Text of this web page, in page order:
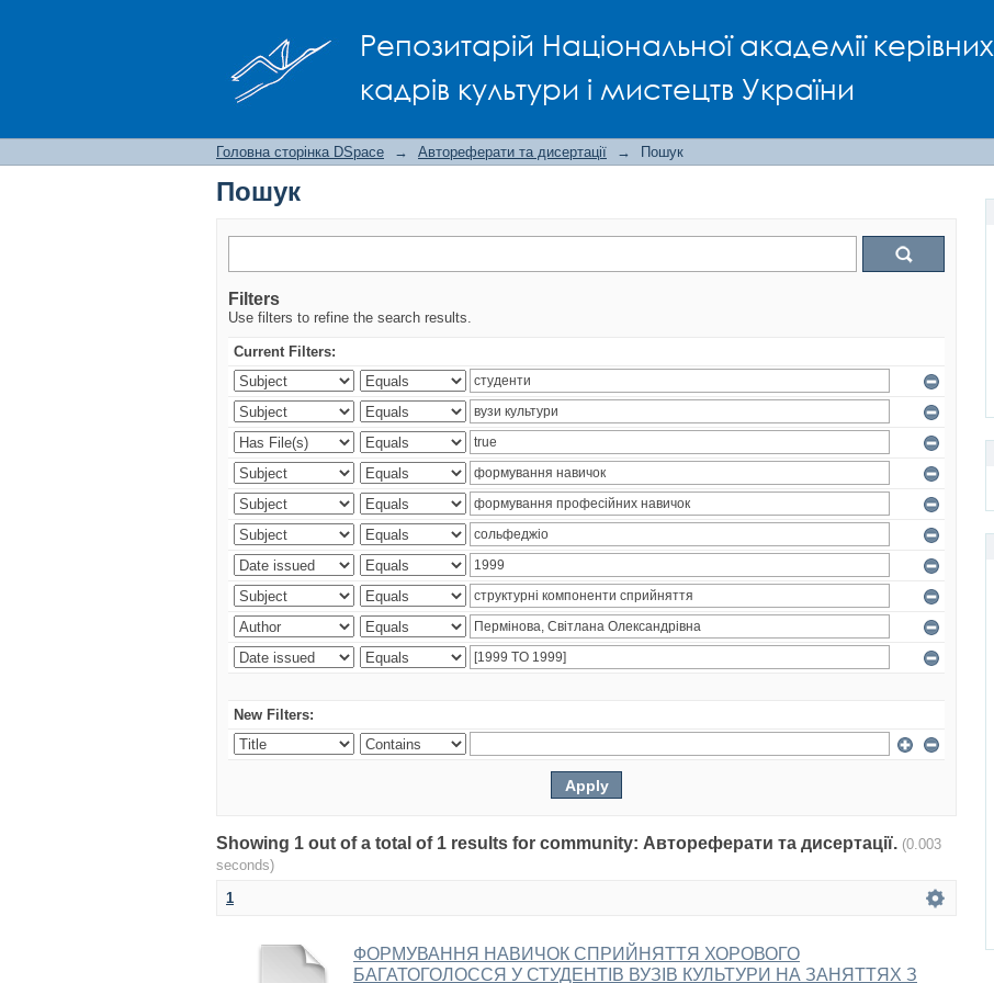
Репозитарій Національної академії керівних
кадрів культури і мистецтв України
Головна сторінка DSpace → Автореферати та дисертації → Пошук
Пошук
Filters
Use filters to refine the search results.
Current Filters:
New Filters:
Showing 1 out of a total of 1 results for community: Автореферати та дисертації. (0.003
seconds)
1
ФОРМУВАННЯ НАВИЧОК СПРИЙНЯТТЯ ХОРОВОГО
БАГАТОГОЛОССЯ У СТУДЕНТІВ ВУЗІВ КУЛЬТУРИ НА ЗАНЯТТЯХ З